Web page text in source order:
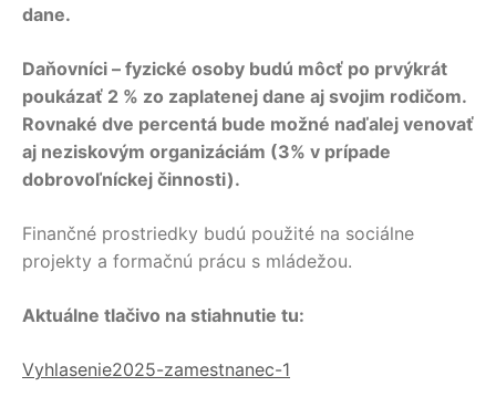
dane.
Daňovníci – fyzické osoby budú môcť po prvýkrát
poukázať 2 % zo zaplatenej dane aj svojim rodičom.
Rovnaké dve percentá bude možné naďalej venovať
aj neziskovým organizáciám (3% v prípade
dobrovoľníckej činnosti).
Finančné prostriedky budú použité na sociálne
projekty a formačnú prácu s mládežou.
Aktuálne tlačivo na stiahnutie tu:
Vyhlasenie2025-zamestnanec-1